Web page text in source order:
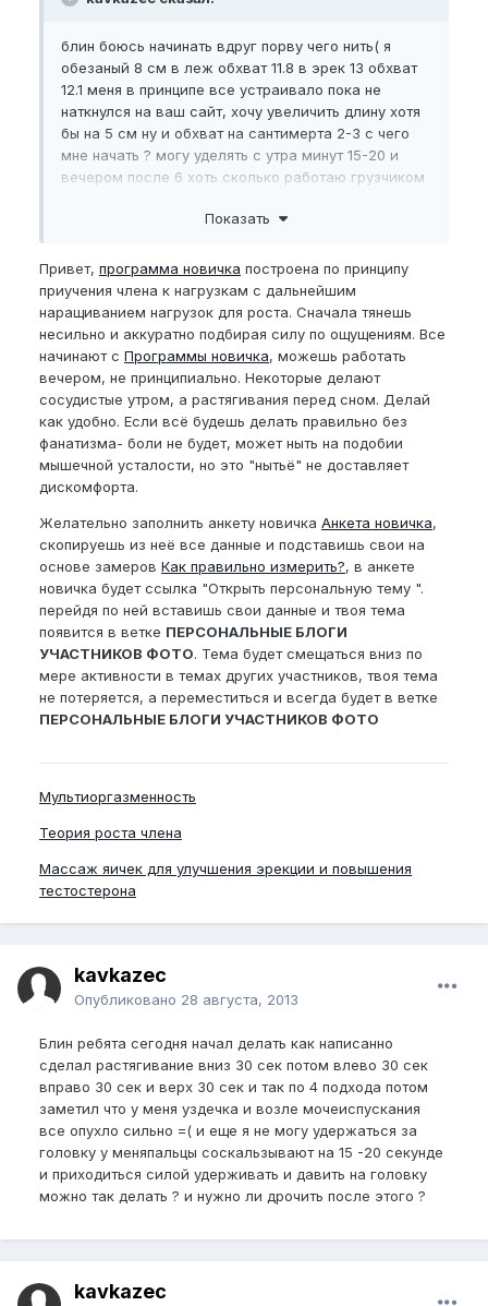
блин боюсь начинать вдруг порву чего нить( я
обезаный 8 см в леж обхват 11.8 в эрек 13 обхват
12.1 меня в принципе все устраивало пока не
наткнулся на ваш сайт, хочу увеличить длину хотя
бы на 5 см ну и обхват на сантимерта 2-3 с чего
мне начать ? могу уделять с утра минут 15-20 и
вечером после 6 хоть сколько работаю грузчиком
буду подымать тяжесть ?Показать
Привет, программа новичка построена по принципу
приучения члена к нагрузкам с дальнейшим
наращиванием нагрузок для роста. Сначала тянешь
несильно и аккуратно подбирая силу по ощущениям. Все
начинают с Программы новичка, можешь работать
вечером, не принципиально. Некоторые делают
сосудистые утром, а растягивания перед сном. Делай
как удобно. Если всё будешь делать правильно без
фанатизма- боли не будет, может ныть на подобии
мышечной усталости, но это "нытьё" не доставляет
дискомфорта.
Желательно заполнить анкету новичка Анкета новичка,
скопируешь из неё все данные и подставишь свои на
основе замеров Как правильно измерить?, в анкете
новичка будет ссылка "Открыть персональную тему ".
перейдя по ней вставишь свои данные и твоя тема
появится в ветке ПЕРСОНАЛЬНЫЕ БЛОГИ
УЧАСТНИКОВ ФОТО. Тема будет смещаться вниз по
мере активности в темах других участников, твоя тема
не потеряется, а переместиться и всегда будет в ветке
ПЕРСОНАЛЬНЫЕ БЛОГИ УЧАСТНИКОВ ФОТО
Мультиоргазменность
Теория роста члена
Массаж яичек для улучшения эрекции и повышения
тестостерона
kavkazec
Опубликовано 28 августа, 2013
Блин ребята сегодня начал делать как написанно
сделал растягивание вниз 30 сек потом влево 30 сек
вправо 30 сек и верх 30 сек и так по 4 подхода потом
заметил что у меня уздечка и возле мочеиспускания
все опухло сильно =( и еще я не могу удержаться за
головку у меняпальцы соскальзывают на 15 -20 секунде
и приходиться силой удерживать и давить на головку
можно так делать ? и нужно ли дрочить после этого ?
kavkazec